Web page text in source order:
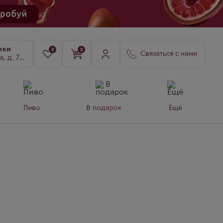
к. 3
0 0
Связаться с нами
Пиво В подарок Ещё